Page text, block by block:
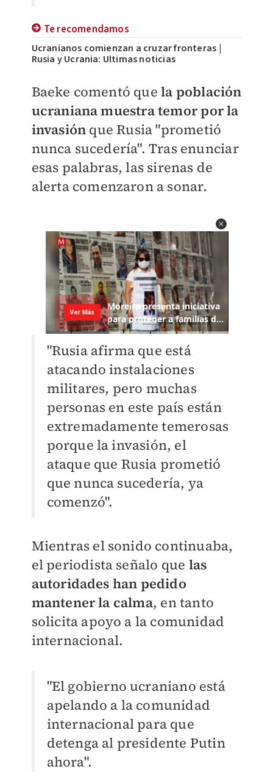
Te recomendamos
Ucranianos comienzan a cruzar fronteras |
Rusia y Ucrania: Ultimas noticias
Baeke comentó quela población
ucraniana muestra temor por la
invasión que Rusia "prometió
nunca sucedería". Tras enunciar
esas palabras, las sirenas de
alerta comenzaron a sonar.
"Rusia afirma que está
atacando instalaciones
militares, pero muchas
personas en este país están
extremadamente temerosas
porque la invasión, el
ataque que Rusia prometió
que nunca sucedería, ya
comenzó".
Mientras el sonido continuaba,
el periodista señalo que las
autoridades han pedido
mantener la calma, en tanto
solicita apoyo a la comunidad
internacional.
"El gobierno ucraniano está
apelando a la comunidad
internacional para que
detenga al presidente Putin
ahora".